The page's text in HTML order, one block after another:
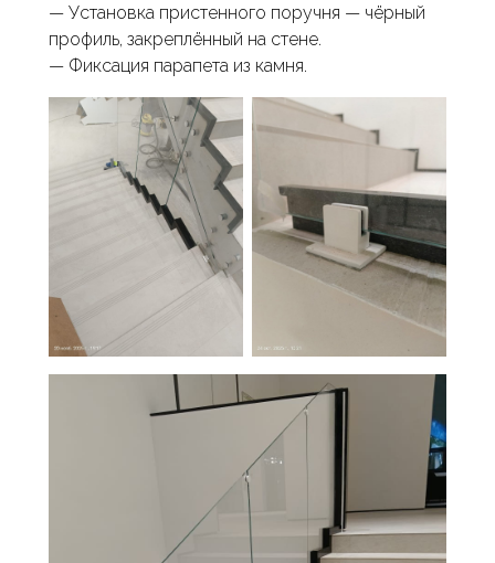
— Установка пристенного поручня — чёрный
профиль, закреплённый на стене.
— Фиксация парапета из камня.